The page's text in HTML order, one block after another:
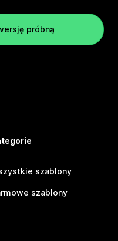
próbną
szablony
szablony